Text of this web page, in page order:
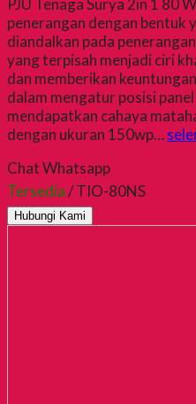
penerangan dengan bentuk
diandalkan pada
yang terpisah menjadi ciri
dan memberikan
dalam mengatur posisi
mendapatkan cahaya
dengan ukuran 150wp…
Chat Whatsapp
Tersedia/ TIO-80NS
Hubungi Kami